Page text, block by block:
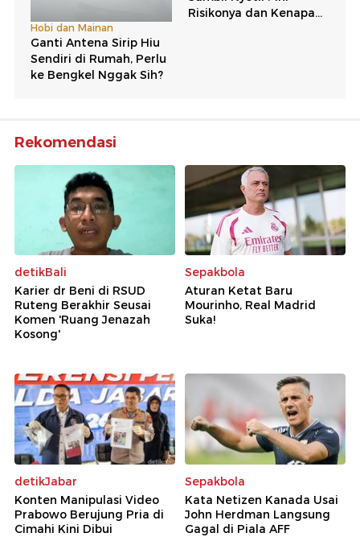
Rekomendasi
detikBali
Karier dr Beni di RSUD
Ruteng Berakhir Seusai
Komen 'Ruang Jenazah
Kosong'
Sepakbola
Aturan Ketat Baru
Mourinho, Real Madrid
Suka!
detikJabar
Konten Manipulasi Video
Prabowo Berujung Pria di
Cimahi Kini Dibui
Sepakbola
Kata Netizen Kanada Usai
John Herdman Langsung
Gagal di Piala AFF